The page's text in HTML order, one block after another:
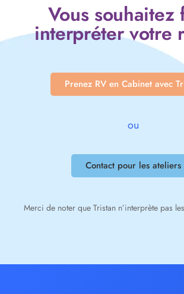
Vous souhaitez
interpréter votre
Prenez RV en Cabinet avec
ou
Contact pour les ateliers
Merci de noter que Tristan n’interprète pas